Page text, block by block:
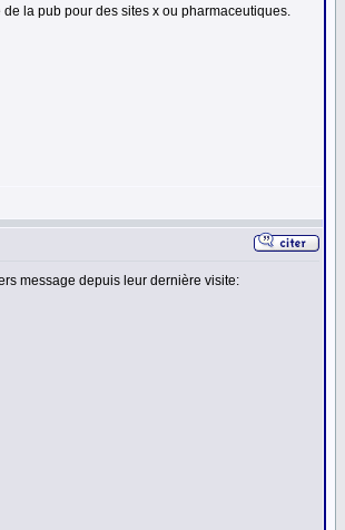
la pub pour des sites x ou pharmaceutiques.
message depuis leur dernière visite: